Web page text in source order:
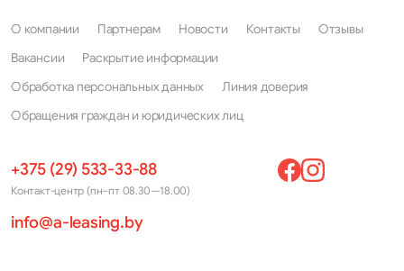
О компании Партнерам Новости Контакты
Отзывы
Вакансии
Раскрытие информации
Обработка персональных данных
Линия доверия
Обращения граждан и юридических лиц
+375 (29) 533-33-88
Контакт-центр (пн–пт 08.30—18.00)
info@a-leasing.by